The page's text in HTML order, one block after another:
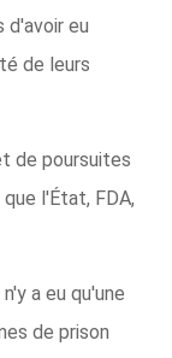
d'avoir eu
de leurs
de poursuites
l'État, FDA,
a eu qu'une
de prison